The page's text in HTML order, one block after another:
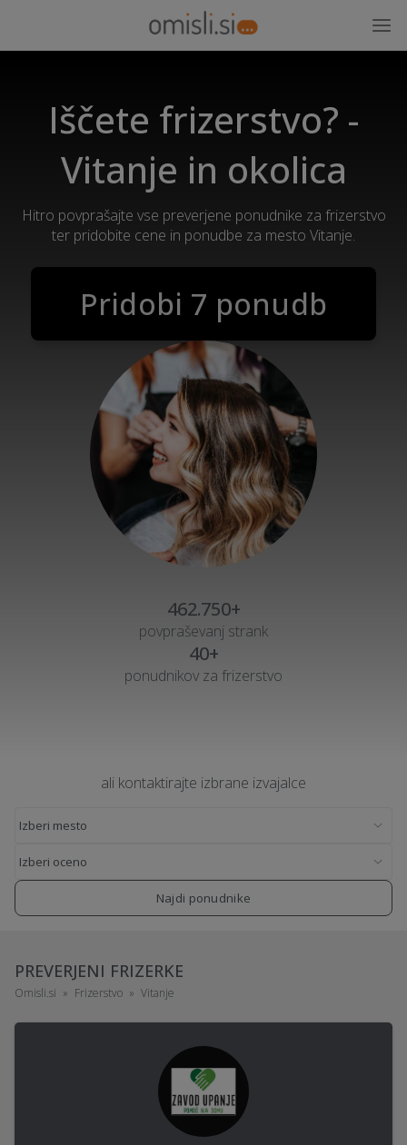
Iščete frizerstvo? -
Vitanje in okolica
Hitro povprašajte vse preverjene ponudnike za frizerstvo
ter pridobite cene in ponudbe za mesto Vitanje.
Pridobi 7 ponudb
462.750+
povpraševanj strank
40+
ponudnikov za frizerstvo
ali kontaktirajte izbrane izvajalce
Najdi ponudnike
PREVERJENI FRIZERKE
Omisli.si Frizerstvo Vitanje